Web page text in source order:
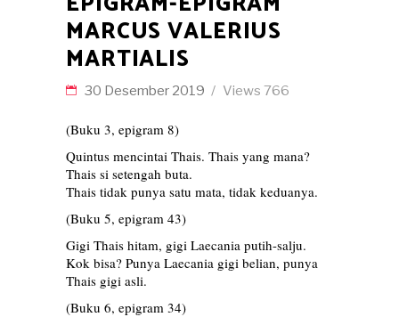
MARCUS VALERIUS
MARTIALIS
30 Desember 2019 Views 766
(Buku 3, epigram 8)
Quintus mencintai Thais. Thais yang mana?
Thais si setengah buta.
Thais tidak punya satu mata, tidak keduanya.
(Buku 5, epigram 43)
Gigi Thais hitam, gigi Laecania putih-salju.
Kok bisa? Punya Laecania gigi belian, punya
Thais gigi asli.
(Buku 6, epigram 34)